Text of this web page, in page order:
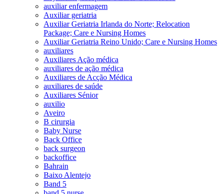
auxiliar enfermagem
Auxiliar geriatria
Auxiliar Geriatria Irlanda do Norte; Relocation
Package; Care e Nursing Homes
Auxiliar Geriatria Reino Unido; Care e Nursing Homes
auxiliares
Auxiliares Ação médica
auxiliares de ação médica
Auxiliares de Acção Médica
auxiliares de saúde
Auxiliares Sénior
auxilio
Aveiro
B cirurgia
Baby Nurse
Back Office
back surgeon
backoffice
Bahrain
Baixo Alentejo
Band 5